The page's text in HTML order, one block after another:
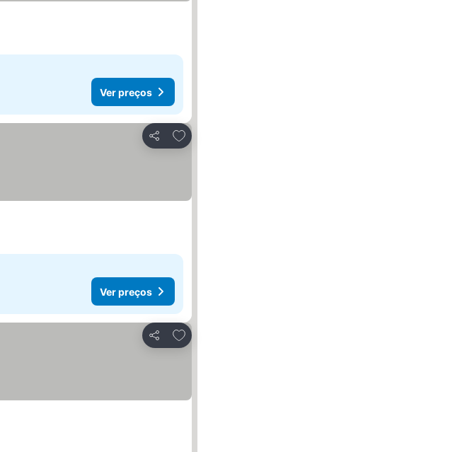
Ver preços
Partilhar
Adicionar aos favoritos
Ver preços
Partilhar
Adicionar aos favoritos